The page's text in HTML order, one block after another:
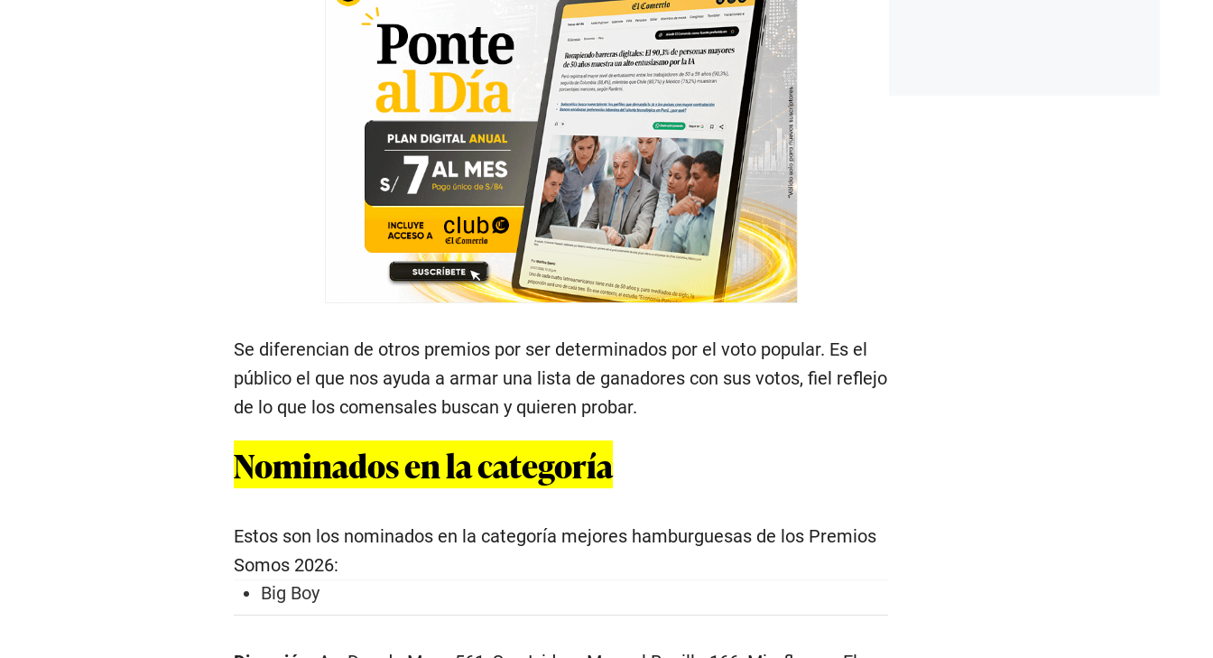
Se diferencian de otros premios por ser determinados por el voto popular. Es el
público el que nos ayuda a armar una lista de ganadores con sus votos, fiel reflejo
de lo que los comensales buscan y quieren probar.
Nominados en la categoría
Estos son los nominados en la categoría mejores hamburguesas de los Premios
Somos 2026:
Big Boy